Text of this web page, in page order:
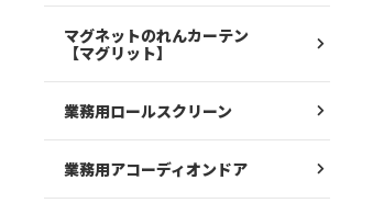
マグネットのれんカーテン
【マグリット】
業務用ロールスクリーン
業務用アコーディオンドア